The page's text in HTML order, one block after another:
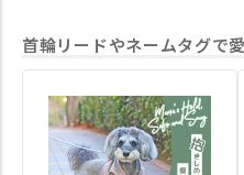
首輪リードやネームタグで